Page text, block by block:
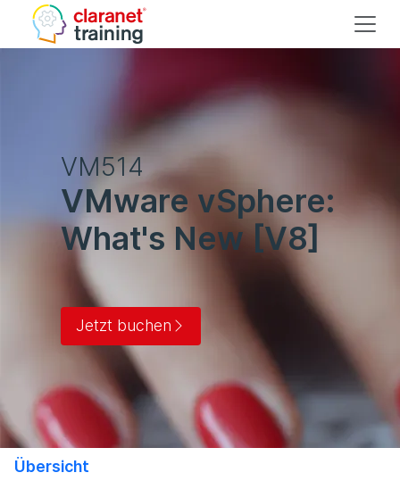
VM514
VMware vSphere:
What's New [V8]
Jetzt buchen
Übersicht